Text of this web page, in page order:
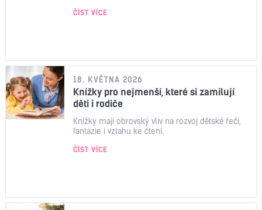
ČÍST VÍCE
18. KVĚTNA 2026
Knížky pro nejmenší, které si zamilují
děti i rodiče
Knížky mají obrovský vliv na rozvoj dětské řeči,
fantazie i vztahu ke čtení.
ČÍST VÍCE